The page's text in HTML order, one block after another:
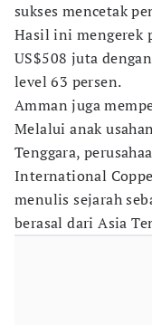
sukses mencetak
Hasil ini mengerek
US$508 juta
level 63 persen.
Amman juga
Melalui anak
Tenggara,
International
menulis sejarah
berasal dari Asia